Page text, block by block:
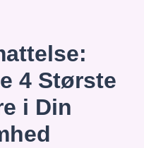
4 Største
i Din